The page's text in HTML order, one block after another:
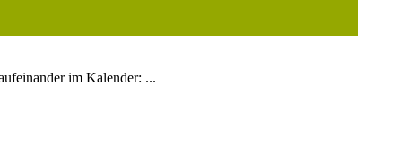
im Kalender: ...